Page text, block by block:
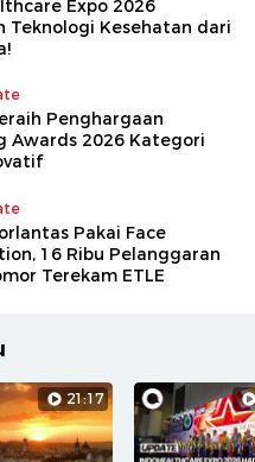
Expo 2026
Teknologi Kesehatan dari
Penghargaan
Awards 2026 Kategori
Pakai Face
16 Ribu Pelanggaran
Terekam ETLE
21:17